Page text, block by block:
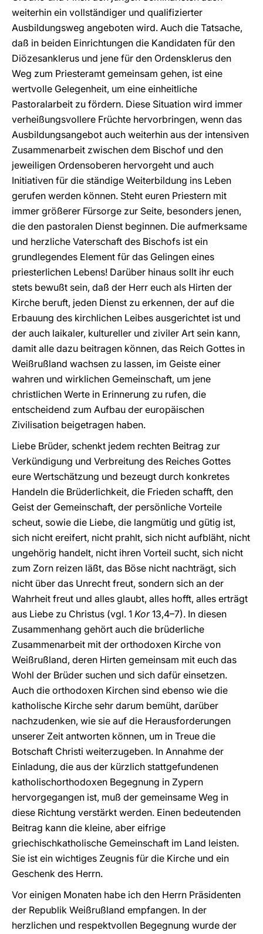
weiterhin ein vollständiger und qualifizierter
Ausbildungsweg angeboten wird. Auch die Tatsache,
daß in beiden Einrichtungen die Kandidaten für den
Diözesanklerus und jene für den Ordensklerus den
Weg zum Priesteramt gemeinsam gehen, ist eine
wertvolle Gelegenheit, um eine einheitliche
Pastoralarbeit zu fördern. Diese Situation wird immer
verheißungsvollere Früchte hervorbringen, wenn das
Ausbildungsangebot auch weiterhin aus der intensiven
Zusammenarbeit zwischen dem Bischof und den
jeweiligen Ordensoberen hervorgeht und auch
Initiativen für die ständige Weiterbildung ins Leben
gerufen werden können. Steht euren Priestern mit
immer größerer Fürsorge zur Seite, besonders jenen,
die den pastoralen Dienst beginnen. Die aufmerksame
und herzliche Vaterschaft des Bischofs ist ein
grundlegendes Element für das Gelingen eines
priesterlichen Lebens! Darüber hinaus sollt ihr euch
stets bewußt sein, daß der Herr euch als Hirten der
Kirche beruft, jeden Dienst zu erkennen, der auf die
Erbauung des kirchlichen Leibes ausgerichtet ist und
der auch laikaler, kultureller und ziviler Art sein kann,
damit alle dazu beitragen können, das Reich Gottes in
Weißrußland wachsen zu lassen, im Geiste einer
wahren und wirklichen Gemeinschaft, um jene
christlichen Werte in Erinnerung zu rufen, die
entscheidend zum Aufbau der europäischen
Zivilisation beigetragen haben.
Liebe Brüder, schenkt jedem rechten Beitrag zur
Verkündigung und Verbreitung des Reiches Gottes
eure Wertschätzung und bezeugt durch konkretes
Handeln die Brüderlichkeit, die Frieden schafft, den
Geist der Gemeinschaft, der persönliche Vorteile
scheut, sowie die Liebe, die langmütig und gütig ist,
sich nicht ereifert, nicht prahlt, sich nicht aufbläht, nicht
ungehörig handelt, nicht ihren Vorteil sucht, sich nicht
zum Zorn reizen läßt, das Böse nicht nachträgt, sich
nicht über das Unrecht freut, sondern sich an der
Wahrheit freut und alles glaubt, alles hofft, alles erträgt
aus Liebe zu Christus (vgl. 1 Kor13,4–7). In diesen
Zusammenhang gehört auch die brüderliche
Zusammenarbeit mit der orthodoxen Kirche von
Weißrußland, deren Hirten gemeinsam mit euch das
Wohl der Brüder suchen und sich dafür einsetzen.
Auch die orthodoxen Kirchen sind ebenso wie die
katholische Kirche sehr darum bemüht, darüber
nachzudenken, wie sie auf die Herausforderungen
unserer Zeit antworten können, um in Treue die
Botschaft Christi weiterzugeben. In Annahme der
Einladung, die aus der kürzlich stattgefundenen
katholischorthodoxen Begegnung in Zypern
hervorgegangen ist, muß der gemeinsame Weg in
diese Richtung verstärkt werden. Einen bedeutenden
Beitrag kann die kleine, aber eifrige
griechischkatholische Gemeinschaft im Land leisten.
Sie ist ein wichtiges Zeugnis für die Kirche und ein
Geschenk des Herrn.
Vor einigen Monaten habe ich den Herrn Präsidenten
der Republik Weißrußland empfangen. In der
herzlichen und respektvollen Begegnung wurde der